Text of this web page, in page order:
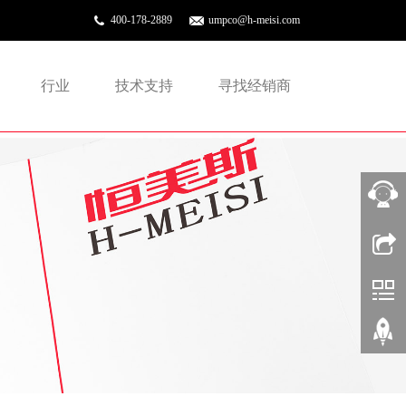
400-178-2889 umpco@h-meisi.com
行业 技术支持 寻找经销商